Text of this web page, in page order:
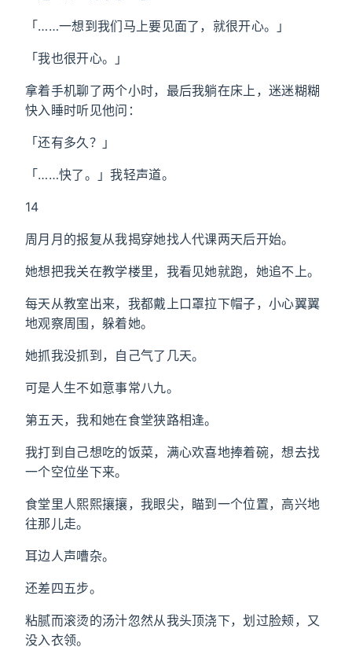
「……一想到我们马上要见面了，就很开心。」
「我也很开心。」
拿着手机聊了两个小时，最后我躺在床上，迷迷糊糊
快入睡时听见他问：
「还有多久？」
「……快了。」我轻声道。
14
周月月的报复从我揭穿她找人代课两天后开始。
她想把我关在教学楼里，我看见她就跑，她追不上。
每天从教室出来，我都戴上口罩拉下帽子，小心翼翼
地观察周围，躲着她。
她抓我没抓到，自己气了几天。
可是人生不如意事常八九。
第五天，我和她在食堂狭路相逢。
我打到自己想吃的饭菜，满心欢喜地捧着碗，想去找
一个空位坐下来。
食堂里人熙熙攘攘，我眼尖，瞄到一个位置，高兴地
往那儿走。
耳边人声嘈杂。
还差四五步。
粘腻而滚烫的汤汁忽然从我头顶浇下，划过脸颊，又
没入衣领。